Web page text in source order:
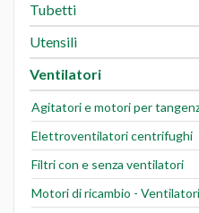
Tubetti
Utensili
Ventilatori
Agitatori e motori per
Elettroventilatori centrifughi
Filtri con e senza ventilatori
Motori di ricambio -